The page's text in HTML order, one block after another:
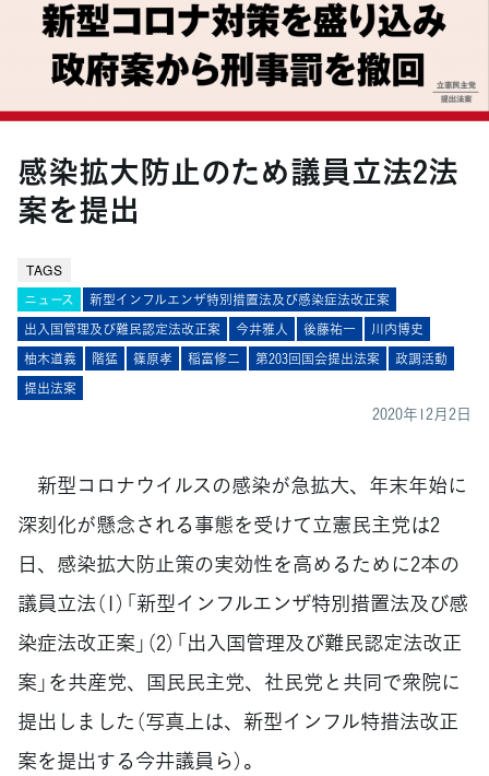
感染拡大防止のため議員立法2法
案を提出
TAGS
ニュース
新型インフルエンザ特別措置法及び感染症法改正案
出入国管理及び難民認定法改正案
今井雅人 後藤祐一
川内博史
柚木道義
階猛 篠原孝 稲富修二 第203回国会提出法案
政調活動
提出法案
2020年12月2日
新型コロナウイルスの感染が急拡大、年末年始に
深刻化が懸念される事態を受けて立憲民主党は2
日、感染拡大防止策の実効性を高めるために2本の
議員立法（1）「新型インフルエンザ特別措置法及び感
染症法改正案」（2）「出入国管理及び難民認定法改正
案」を共産党、国民民主党、社民党と共同で衆院に
提出しました（写真上は、新型インフル特措法改正
案を提出する今井議員ら）。